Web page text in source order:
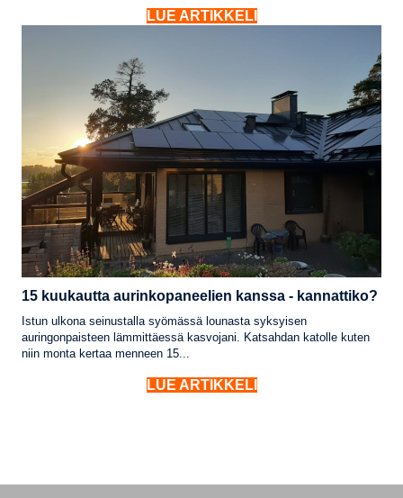
LUE ARTIKKELI
15 kuukautta aurinkopaneelien kanssa - kannattiko?
Istun ulkona seinustalla syömässä lounasta syksyisen
auringonpaisteen lämmittäessä kasvojani. Katsahdan katolle kuten
niin monta kertaa menneen 15...
LUE ARTIKKELI